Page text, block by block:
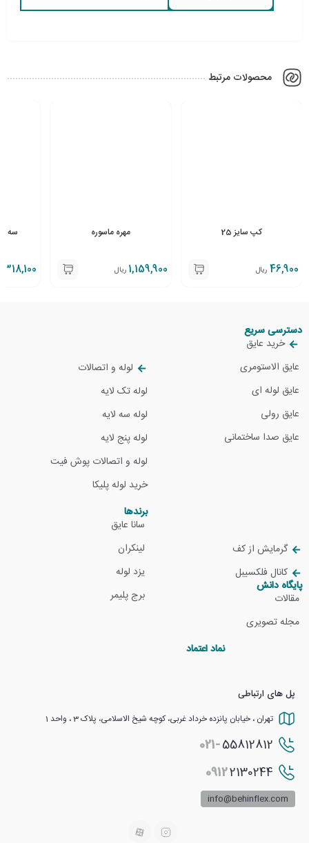
محصولات مرتبط
کپ سایز 25
46,900 ریال
مهره ماسوره
1,159,900 ریال
سه
318,100
دسترسی سریع
خرید عایق
عایق الاستومری
عایق لوله ای
عایق رولی
عایق صدا ساختمانی
لوله و اتصالات
لوله تک لایه
لوله سه لایه
لوله پنج لایه
لوله و اتصالات پوش فیت
خرید لوله پلیکا
گرمایش از کف
کانال فلکسیبل
پایگاه دانش
مقالات
مجله تصویری
برندها
سانا عایق
لینکران
یزد لوله
برج پلیمر
نماد اعتماد
پل های ارتباطی
تهران ، خیابان پانزده خرداد غربی، کوچه شیخ الاسلامی، پلاک 3 ، واحد 1
021-55812812
09122130244
info@behinflex.com